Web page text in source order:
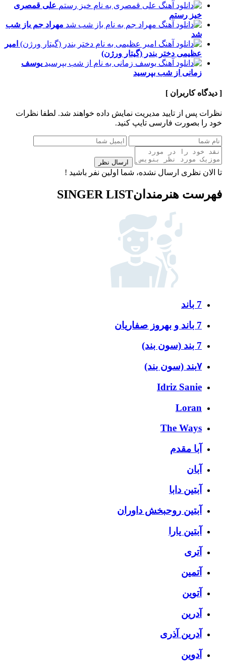
علی قمصری
خیز رستم
مهراد جم باز شب
شد
امیر
عظیمی دختر بندر (گیتار ورژن)
یوسف
زمانی از شب بپرسید
[ دیدگاه کاربران ]
نظرات پس از تایید مدیریت نمایش داده خواهند شد. لطفا نظرات
خود را بصورت فارسی تایپ کنید.
ارسال نظر
تا الان نظری ارسال نشده، شما اولین نفر باشید !
فهرست هنرمندانSINGER LIST
7 باند
7 باند و بهروز صفاریان
7 بند (سون بند)
۷بند (سون بند)
Idriz Sanie
Loran
The Ways
آبا مقدم
آبان
آبتین دابا
آبتین روحبخش داوران
آبتین یارا
آتری
آتمین
آتوین
آدرین
آدرین آذری
آدوین